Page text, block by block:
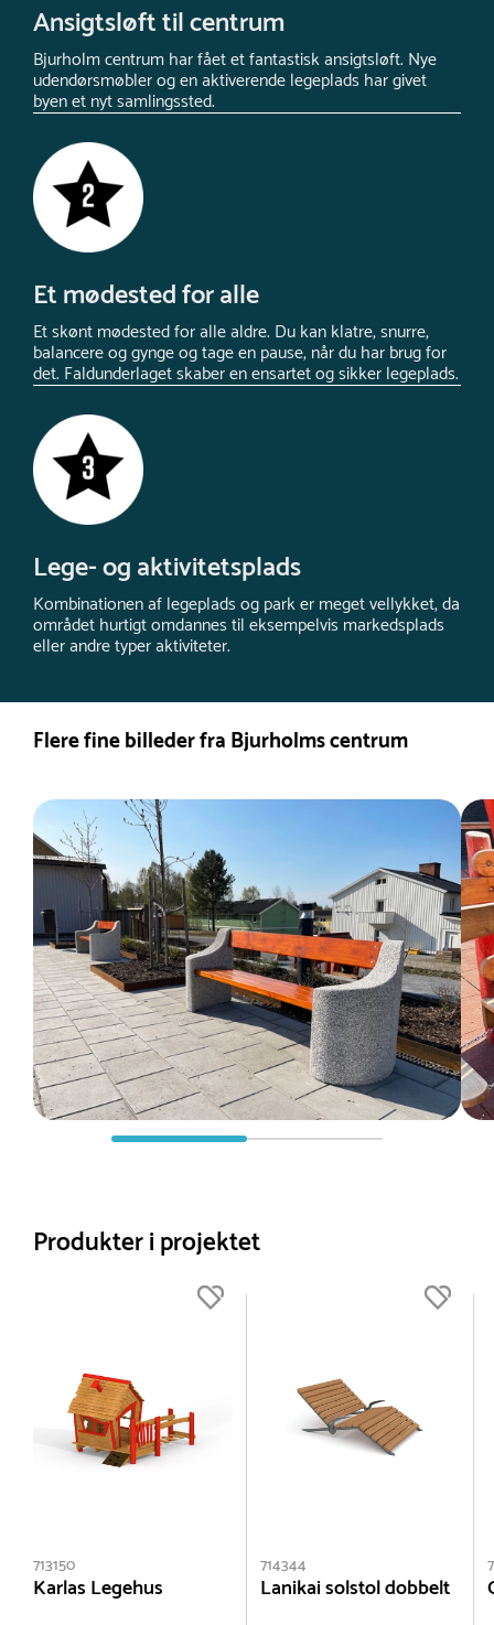
Ansigtsløft til centrum
Bjurholm centrum har fået et fantastisk ansigtsløft. Nye
udendørsmøbler og en aktiverende legeplads har givet
byen et nyt samlingssted.
Et mødested for alle
Et skønt mødested for alle aldre. Du kan klatre, snurre,
balancere og gynge og tage en pause, når du har brug for
det. Faldunderlaget skaber en ensartet og sikker legeplads.
Lege- og aktivitetsplads
Kombinationen af legeplads og park er meget vellykket, da
området hurtigt omdannes til eksempelvis markedsplads
eller andre typer aktiviteter.
Flere fine billeder fra Bjurholms centrum
Produkter i projektet
713150
Karlas Legehus
714344
Lanikai solstol dobbelt